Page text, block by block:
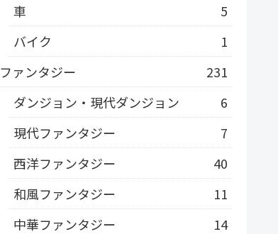
車
5
バイク
1
ファンタジー
231
ダンジョン・現代ダンジョン
6
現代ファンタジー
7
西洋ファンタジー
40
和風ファンタジー
11
中華ファンタジー
14